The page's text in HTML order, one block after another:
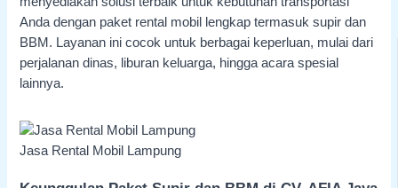
Anda dengan paket rental mobil lengkap termasuk supir dan
BBM. Layanan ini cocok untuk berbagai keperluan, mulai dari
perjalanan dinas, liburan keluarga, hingga acara spesial
lainnya.
Jasa Rental Mobil Lampung